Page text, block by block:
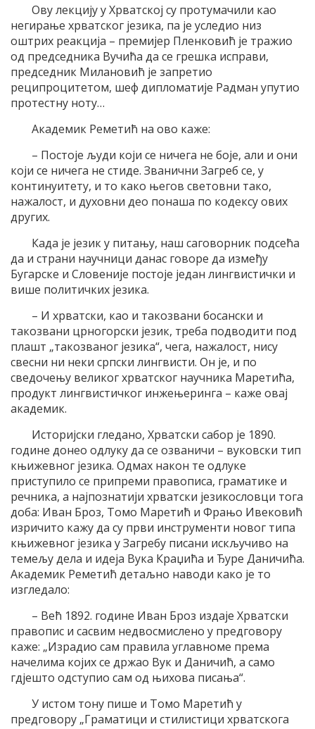
Ову лекцију у Хрватској су протумачили као
негирање хрватског језика, па је уследио низ
оштрих реакција – премијер Пленковић је тражио
од председника Вучића да се грешка исправи,
председник Милановић је запретио
реципроцитетом, шеф дипломатије Радман упутио
протестну ноту…
Академик Реметић на ово каже:
– Постоје људи који се ничега не боје, али и они
који се ничега не стиде. Званични Загреб се, у
континуитету, и то како његов световни тако,
нажалост, и духовни део понаша по кодексу ових
других.
Када је језик у питању, наш саговорник подсећа
да и страни научници данас говоре да између
Бугарске и Словеније постоје један лингвистички и
више политичких језика.
– И хрватски, као и такозвани босански и
такозвани црногорски језик, треба подводити под
плашт „такозваног језика“, чега, нажалост, нису
свесни ни неки српски лингвисти. Он је, и по
сведочењу великог хрватског научника Маретића,
продукт лингвистичког инжењеринга – каже овај
академик.
Историјски гледано, Хрватски сабор је 1890.
године донео одлуку да се озваничи – вуковски тип
књижевног језика. Одмах након те одлуке
приступило се припреми правописа, граматике и
речника, а најпознатији хрватски језикословци тога
доба: Иван Броз, Томо Маретић и Фрањо Ивековић
изричито кажу да су први инструменти новог типа
књижевног језика у Загребу писани искључиво на
темељу дела и идеја Вука Краџића и Ђуре Даничића.
Академик Реметић детаљно наводи како је то
изгледало:
– Већ 1892. године Иван Броз издаје Хрватски
правопис и сасвим недвосмислено у предговору
каже: „Израдио сам правила углавноме према
начелима којих се држао Вук и Даничић, а само
гдјешто одступио сам од њихова писања“.
У истом тону пише и Томо Маретић у
предговору „Граматици и стилистици хрватскога